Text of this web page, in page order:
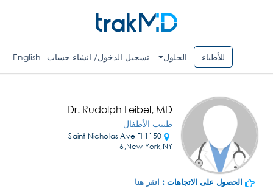
للأطباء الحلول تسجيل الدخول/ انشاء حساب English
Dr. Rudolph Leibel, MD
طبيب الأطفال
1150 Saint Nicholas Ave Fl
6,New York,NY
الحصول على الاتجاهات : انقر هنا